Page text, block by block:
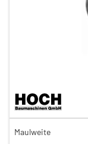
61,00 €
49,00 €
Maulweite